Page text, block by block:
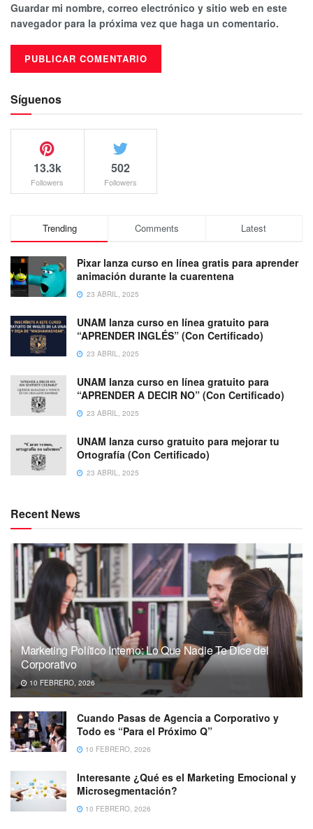
Guardar mi nombre, correo electrónico y sitio web en este
navegador para la próxima vez que haga un comentario.
Síguenos
13.3k
Followers
502
Followers
Trending Comments Latest
Pixar lanza curso en línea gratis para aprender
animación durante la cuarentena
23 ABRIL, 2025
UNAM lanza curso en línea gratuito para
“APRENDER INGLÉS” (Con Certificado)
23 ABRIL, 2025
UNAM lanza curso en línea gratuito para
“APRENDER A DECIR NO” (Con Certificado)
23 ABRIL, 2025
UNAM lanza curso gratuito para mejorar tu
Ortografía (Con Certificado)
23 ABRIL, 2025
Recent News
Marketing Político Interno: Lo Que Nadie Te Dice del
Corporativo
10 FEBRERO, 2026
Cuando Pasas de Agencia a Corporativo y
Todo es “Para el Próximo Q”
10 FEBRERO, 2026
Interesante ¿Qué es el Marketing Emocional y
Microsegmentación?
10 FEBRERO, 2026